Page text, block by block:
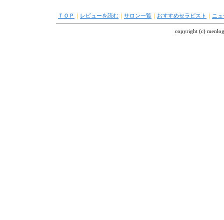
ＴＯＰ ｜ レビューを読む ｜ サロン一覧 ｜ おすすめセラピスト ｜ ニ
copyright (c)